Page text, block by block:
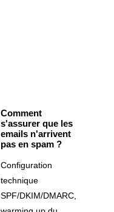
Comment
s'assurer que les
emails n'arrivent
pas en spam ?
Configuration
technique
SPF/DKIM/DMARC,